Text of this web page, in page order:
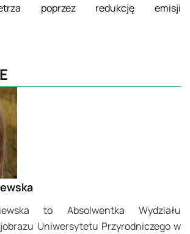
poprzez redukcję emisji
to Absolwentka Wydziału
Uniwersytetu Przyrodniczego w